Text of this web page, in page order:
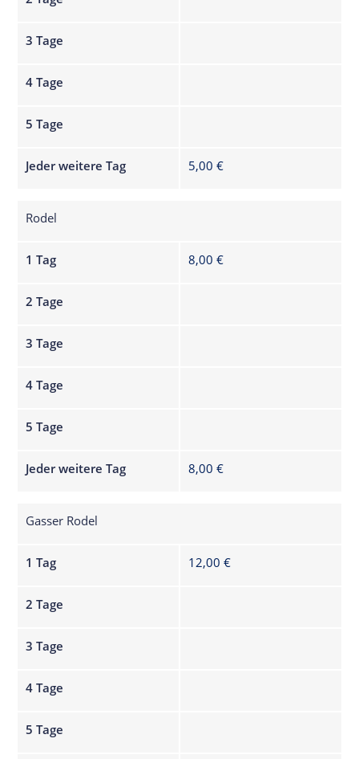
3 Tage
4 Tage
5 Tage
Jeder weitere Tag 5,00 €
1 Tag
2 Tage
3 Tage
4 Tage
5 Tage
Jeder weitere Tag
Rodel
8,00 €
8,00 €
1 Tag
2 Tage
3 Tage
4 Tage
5 Tage
Gasser Rodel
12,00 €